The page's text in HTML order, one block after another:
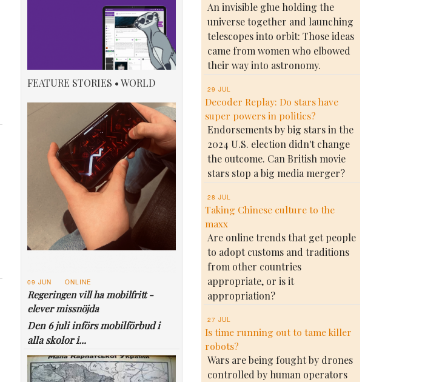
FEATURE STORIES • WORLD
09 JUN ONLINE
Regeringen vill ha mobilfritt -
elever missnöjda
Den 6 juli införs mobilförbud i
alla skolor i...
An invisible glue holding the
universe together and launching
telescopes into orbit: Those ideas
came from women who elbowed
their way into astronomy.
29 JUL
Decoder Replay: Do stars have
super powers in politics?
Endorsements by big stars in the
2024 U.S. election didn't change
the outcome. Can British movie
stars stop a big media merger?
28 JUL
Taking Chinese culture to the
maxx
Are online trends that get people
to adopt customs and traditions
from other countries
appropriate, or is it
appropriation?
27 JUL
Is time running out to tame killer
robots?
Wars are being fought by drones
controlled by human operators